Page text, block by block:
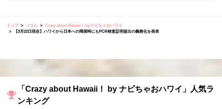
トップ コラム
Crazy about Hawaii！ by ナビちゃおハワイ
【3月22日現在】ハワイから日本への帰国時にもPCR検査証明提出の義務化を発表
「Crazy about Hawaii！ by ナビちゃおハワイ」人気ラ
ンキング